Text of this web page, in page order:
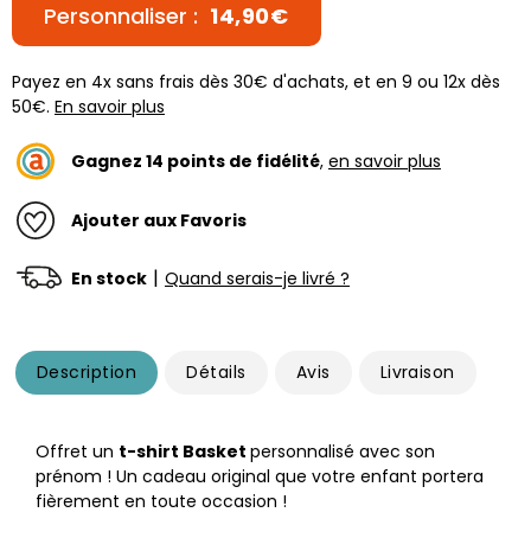
Personnaliser : 14,90€
Payez en 4x sans frais dès 30€ d'achats, et en 9 ou 12x dès
50€. En savoir plus
Gagnez 14 points de fidélité, en savoir plus
Ajouter aux Favoris
En stock | Quand serais-je livré ?
Description Détails Avis Livraison
Offret un t-shirt Basket personnalisé avec son
prénom ! Un cadeau original que votre enfant portera
fièrement en toute occasion !